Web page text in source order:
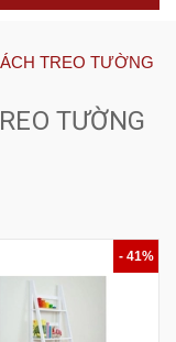
TREO TƯỜNG
TƯỜNG
- 41%